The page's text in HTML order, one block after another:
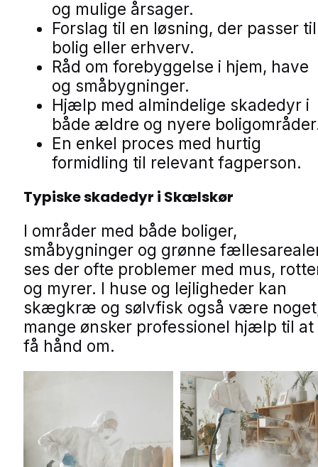
og mulige årsager.
Forslag til en løsning, der passer til
bolig eller erhverv.
Råd om forebyggelse i hjem, have
og småbygninger.
Hjælp med almindelige skadedyr i
både ældre og nyere
En enkel proces med hurtig
formidling til relevant fagperson.
Typiske skadedyr i Skælskør
I områder med både boliger,
småbygninger og grønne
ses der ofte problemer med mus,
og myrer. I huse og lejligheder kan
skægkræ og sølvfisk også være
mange ønsker professionel hjælp til at
få hånd om.